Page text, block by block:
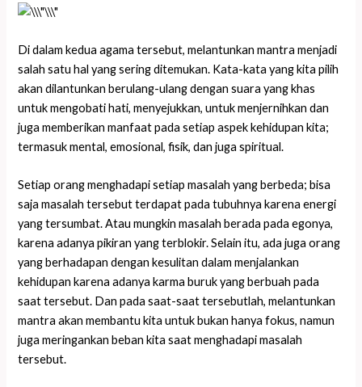
Di dalam kedua agama tersebut, melantunkan mantra menjadi
salah satu hal yang sering ditemukan. Kata-kata yang kita pilih
akan dilantunkan berulang-ulang dengan suara yang khas
untuk mengobati hati, menyejukkan, untuk menjernihkan dan
juga memberikan manfaat pada setiap aspek kehidupan kita;
termasuk mental, emosional, fisik, dan juga spiritual.
Setiap orang menghadapi setiap masalah yang berbeda; bisa
saja masalah tersebut terdapat pada tubuhnya karena energi
yang tersumbat. Atau mungkin masalah berada pada egonya,
karena adanya pikiran yang terblokir. Selain itu, ada juga orang
yang berhadapan dengan kesulitan dalam menjalankan
kehidupan karena adanya karma buruk yang berbuah pada
saat tersebut. Dan pada saat-saat tersebutlah, melantunkan
mantra akan membantu kita untuk bukan hanya fokus, namun
juga meringankan beban kita saat menghadapi masalah
tersebut.